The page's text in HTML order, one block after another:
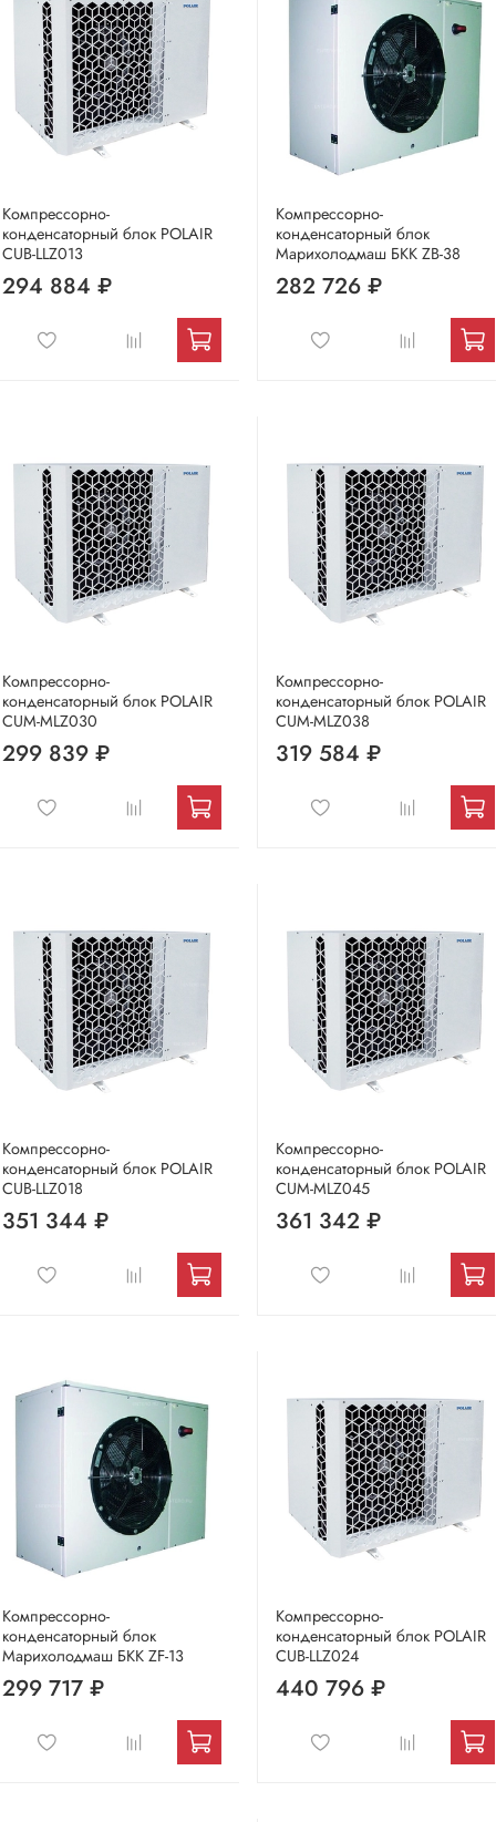
Компрессорно-
конденсаторный блок POLAIR
CUB-LLZ013
294 884 ₽
Компрессорно-
конденсаторный блок
Марихолодмаш БКК ZB-38
282 726 ₽
Компрессорно-
конденсаторный блок POLAIR
CUM-MLZ030
299 839 ₽
Компрессорно-
конденсаторный блок POLAIR
CUM-MLZ038
319 584 ₽
Компрессорно-
конденсаторный блок POLAIR
CUB-LLZ018
351 344 ₽
Компрессорно-
конденсаторный блок POLAIR
CUM-MLZ045
361 342 ₽
Компрессорно-
конденсаторный блок
Марихолодмаш БКК ZF-13
299 717 ₽
Компрессорно-
конденсаторный блок POLAIR
CUB-LLZ024
440 796 ₽